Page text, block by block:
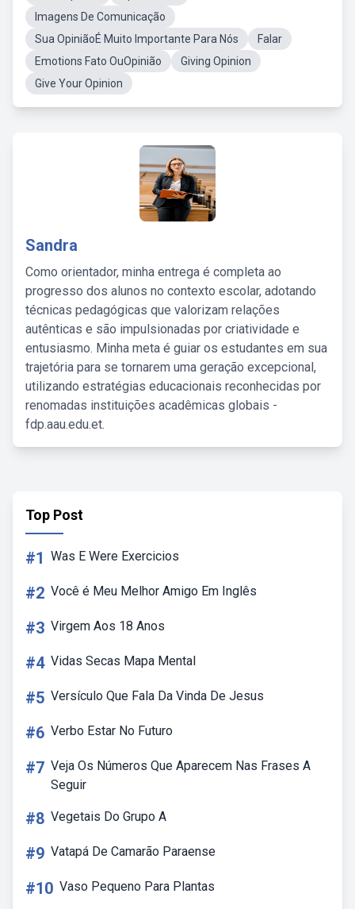
Imagens De Comunicação
Sua OpiniãoÉ Muito Importante Para Nós
Falar
Emotions Fato OuOpinião
Giving Opinion
Give Your Opinion
Sandra
Como orientador, minha entrega é completa ao
progresso dos alunos no contexto escolar, adotando
técnicas pedagógicas que valorizam relações
autênticas e são impulsionadas por criatividade e
entusiasmo. Minha meta é guiar os estudantes em sua
trajetória para se tornarem uma geração excepcional,
utilizando estratégias educacionais reconhecidas por
renomadas instituições acadêmicas globais -
fdp.aau.edu.et.
Top Post
#1 Was E Were Exercicios
#2 Você é Meu Melhor Amigo Em Inglês
#3 Virgem Aos 18 Anos
#4 Vidas Secas Mapa Mental
#5 Versículo Que Fala Da Vinda De Jesus
#6 Verbo Estar No Futuro
#7 Veja Os Números Que Aparecem Nas Frases A
Seguir
#8 Vegetais Do Grupo A
#9 Vatapá De Camarão Paraense
#10 Vaso Pequeno Para Plantas